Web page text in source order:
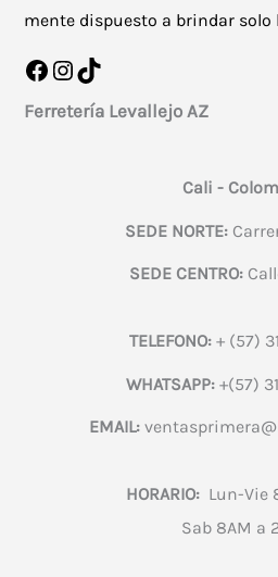
mente dispuesto a brindar solo
Facebook
Instagram
TikTok
Ferretería Levallejo AZ
Cali -
SEDE NORTE:
SEDE CENTRO:
TELEFONO:+ (57)
WHATSAPP:+(57)
EMAIL:
HORARIO:Lun-Vie
Sab 8AM a